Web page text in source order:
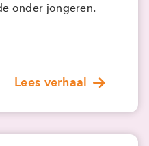
onder jongeren.
Lees verhaal